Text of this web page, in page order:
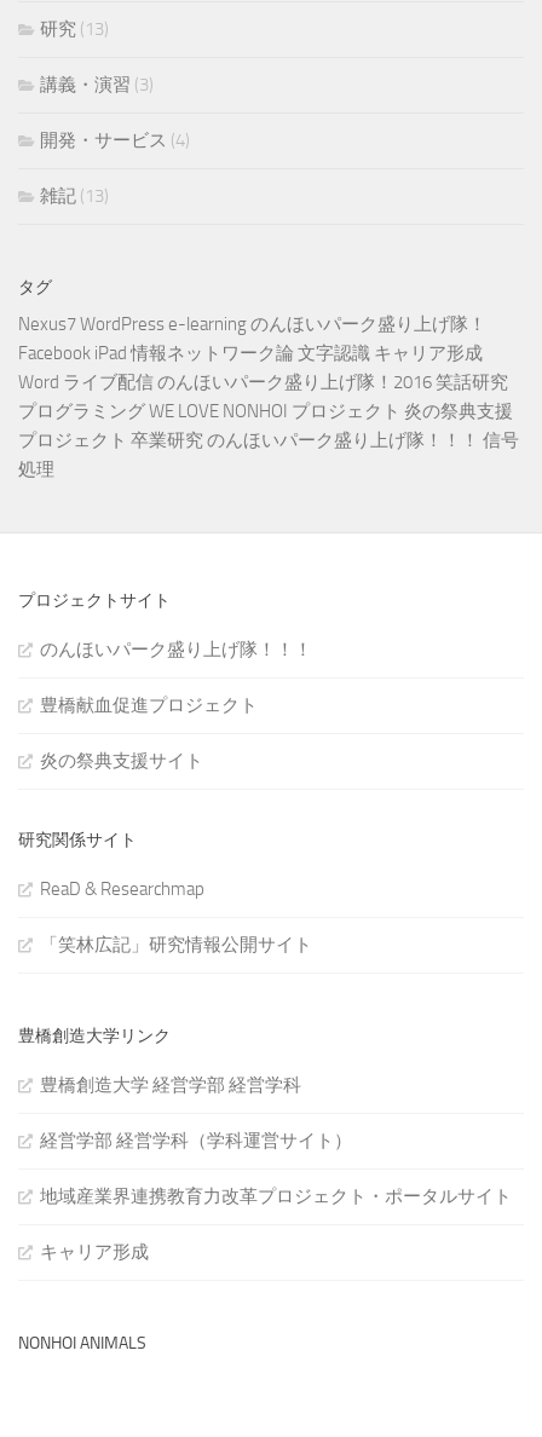
研究 (13)
講義・演習 (3)
開発・サービス (4)
雑記 (13)
タグ
Nexus7WordPress e-learningのんほいパーク盛り上げ隊！
Facebook iPad 情報ネットワーク論 文字認識 キャリア形成
Word ライブ配信のんほいパーク盛り上げ隊！2016笑話研究
プログラミングWE LOVE NONHOI プロジェクト 炎の祭典支援
プロジェクト 卒業研究のんほいパーク盛り上げ隊！！！ 信号
処理
プロジェクトサイト
のんほいパーク盛り上げ隊！！！
豊橋献血促進プロジェクト
炎の祭典支援サイト
研究関係サイト
ReaD & Researchmap
「笑林広記」研究情報公開サイト
豊橋創造大学リンク
豊橋創造大学 経営学部 経営学科
経営学部 経営学科（学科運営サイト）
地域産業界連携教育力改革プロジェクト・ポータルサイト
キャリア形成
NONHOI ANIMALS